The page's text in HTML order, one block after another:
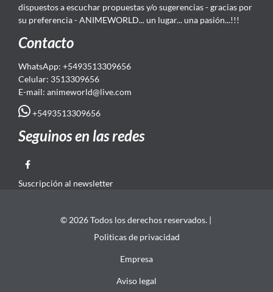
dispuestos a escuchar propuestas y/o sugerencias - gracias por
su preferencia - ANIMEWORLD... un lugar... una pasión...!!!
Contacto
WhatsApp: +5493513309656
Celular: 3513309656
E-mail: animeworld@live.com
+5493513309656
Seguinos en las redes
Suscripción al newsletter
© 2026 Todos los derechos reservados. |
Politicas de privacidad
Empresa
Aviso legal